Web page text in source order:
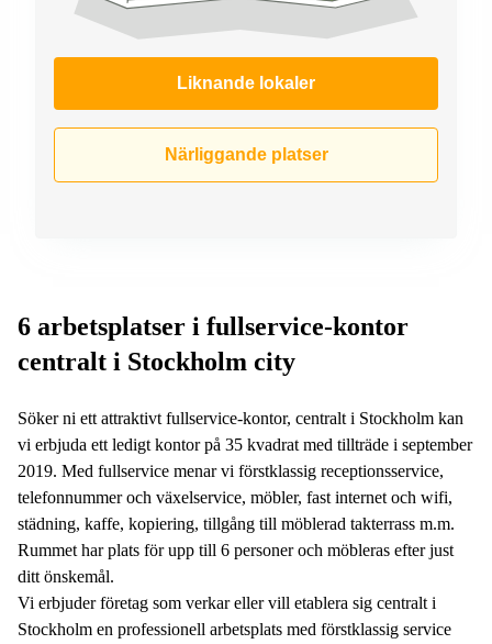
Liknande lokaler
Närliggande platser
6 arbetsplatser i fullservice-kontor
centralt i Stockholm city
Söker ni ett attraktivt fullservice-kontor, centralt i Stockholm kan
vi erbjuda ett ledigt kontor på 35 kvadrat med tillträde i september
2019. Med fullservice menar vi förstklassig receptionsservice,
telefonnummer och växelservice, möbler, fast internet och wifi,
städning, kaffe, kopiering, tillgång till möblerad takterrass m.m.
Rummet har plats för upp till 6 personer och möbleras efter just
ditt önskemål.
Vi erbjuder företag som verkar eller vill etablera sig centralt i
Stockholm en professionell arbetsplats med förstklassig service